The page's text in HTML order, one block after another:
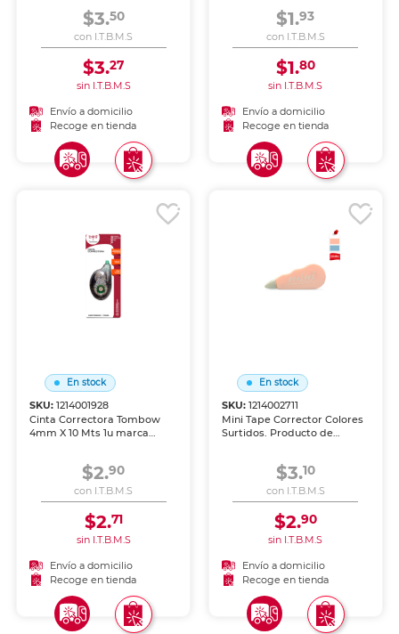
manualidades.
$3.50
con I.T.B.M.S
$3.27
sin I.T.B.M.S
Envío a domicilio
Recoge en tienda
$1.93
con I.T.B.M.S
$1.80
sin I.T.B.M.S
Envío a domicilio
Recoge en tienda
En stock
SKU:1214001928
Cinta Correctora Tombow
4mm X 10 Mts 1u marca
manualidades.
$2.90
con I.T.B.M.S
$2.71
sin I.T.B.M.S
Envío a domicilio
Recoge en tienda
En stock
SKU: 1214002711
Mini Tape Corrector Colores
Surtidos. Producto de
$3.10
con I.T.B.M.S
$2.90
sin I.T.B.M.S
Envío a domicilio
Recoge en tienda